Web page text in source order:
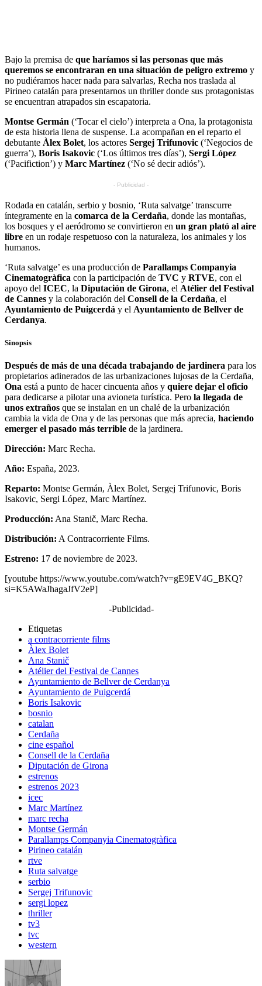
Bajo la premisa de que haríamos si las personas que más
queremos se encontraran en una situación de peligro extremo y
no pudiéramos hacer nada para salvarlas, Recha nos traslada al
Pirineo catalán para presentarnos un thriller donde sus protagonistas
se encuentran atrapados sin escapatoria.
Montse Germán (‘Tocar el cielo’) interpreta a Ona, la protagonista
de esta historia llena de suspense. La acompañan en el reparto el
debutante Àlex Bolet, los actores Sergej Trifunovic (‘Negocios de
guerra’), Boris Isakovic (‘Los últimos tres días’), Sergi López
(‘Pacifiction’) y Marc Martínez (‘No sé decir adiós’).
- Publicidad -
Rodada en catalán, serbio y bosnio, ‘Ruta salvatge’ transcurre
íntegramente en la comarca de la Cerdaña, donde las montañas,
los bosques y el aeródromo se convirtieron en un gran plató al aire
libre en un rodaje respetuoso con la naturaleza, los animales y los
humanos.
‘Ruta salvatge’ es una producción de Parallamps Companyia
Cinematogràfica con la participación de TVC y RTVE, con el
apoyo del ICEC, la Diputación de Girona, el Atélier del Festival
de Cannes y la colaboración del Consell de la Cerdaña, el
Ayuntamiento de Puigcerdá y el Ayuntamiento de Bellver de
Cerdanya.
Sinopsis
Después de más de una década trabajando de jardinera para los
propietarios adinerados de las urbanizaciones lujosas de la Cerdaña,
Ona está a punto de hacer cincuenta años y quiere dejar el oficio
para dedicarse a pilotar una avioneta turística. Pero la llegada de
unos extraños que se instalan en un chalé de la urbanización
cambia la vida de Ona y de las personas que más aprecia, haciendo
emerger el pasado más terrible de la jardinera.
Dirección: Marc Recha.
Año: España, 2023.
Reparto: Montse Germán, Àlex Bolet, Sergej Trifunovic, Boris
Isakovic, Sergi López, Marc Martínez.
Producción: Ana Stanič, Marc Recha.
Distribución: A Contracorriente Films.
Estreno: 17 de noviembre de 2023.
[youtube https://www.youtube.com/watch?v=gE9EV4G_BKQ?
si=K5AWaJhagaJfV2eP]
-Publicidad-
Etiquetas
a contracorriente films
Àlex Bolet
Ana Stanič
Atélier del Festival de Cannes
Ayuntamiento de Bellver de Cerdanya
Ayuntamiento de Puigcerdá
Boris Isakovic
bosnio
catalan
Cerdaña
cine español
Consell de la Cerdaña
Diputación de Girona
estrenos
estrenos 2023
icec
Marc Martínez
marc recha
Montse Germán
Parallamps Companyia Cinematogràfica
Pirineo catalán
rtve
Ruta salvatge
serbio
Sergej Trifunovic
sergi lopez
thriller
tv3
tvc
western